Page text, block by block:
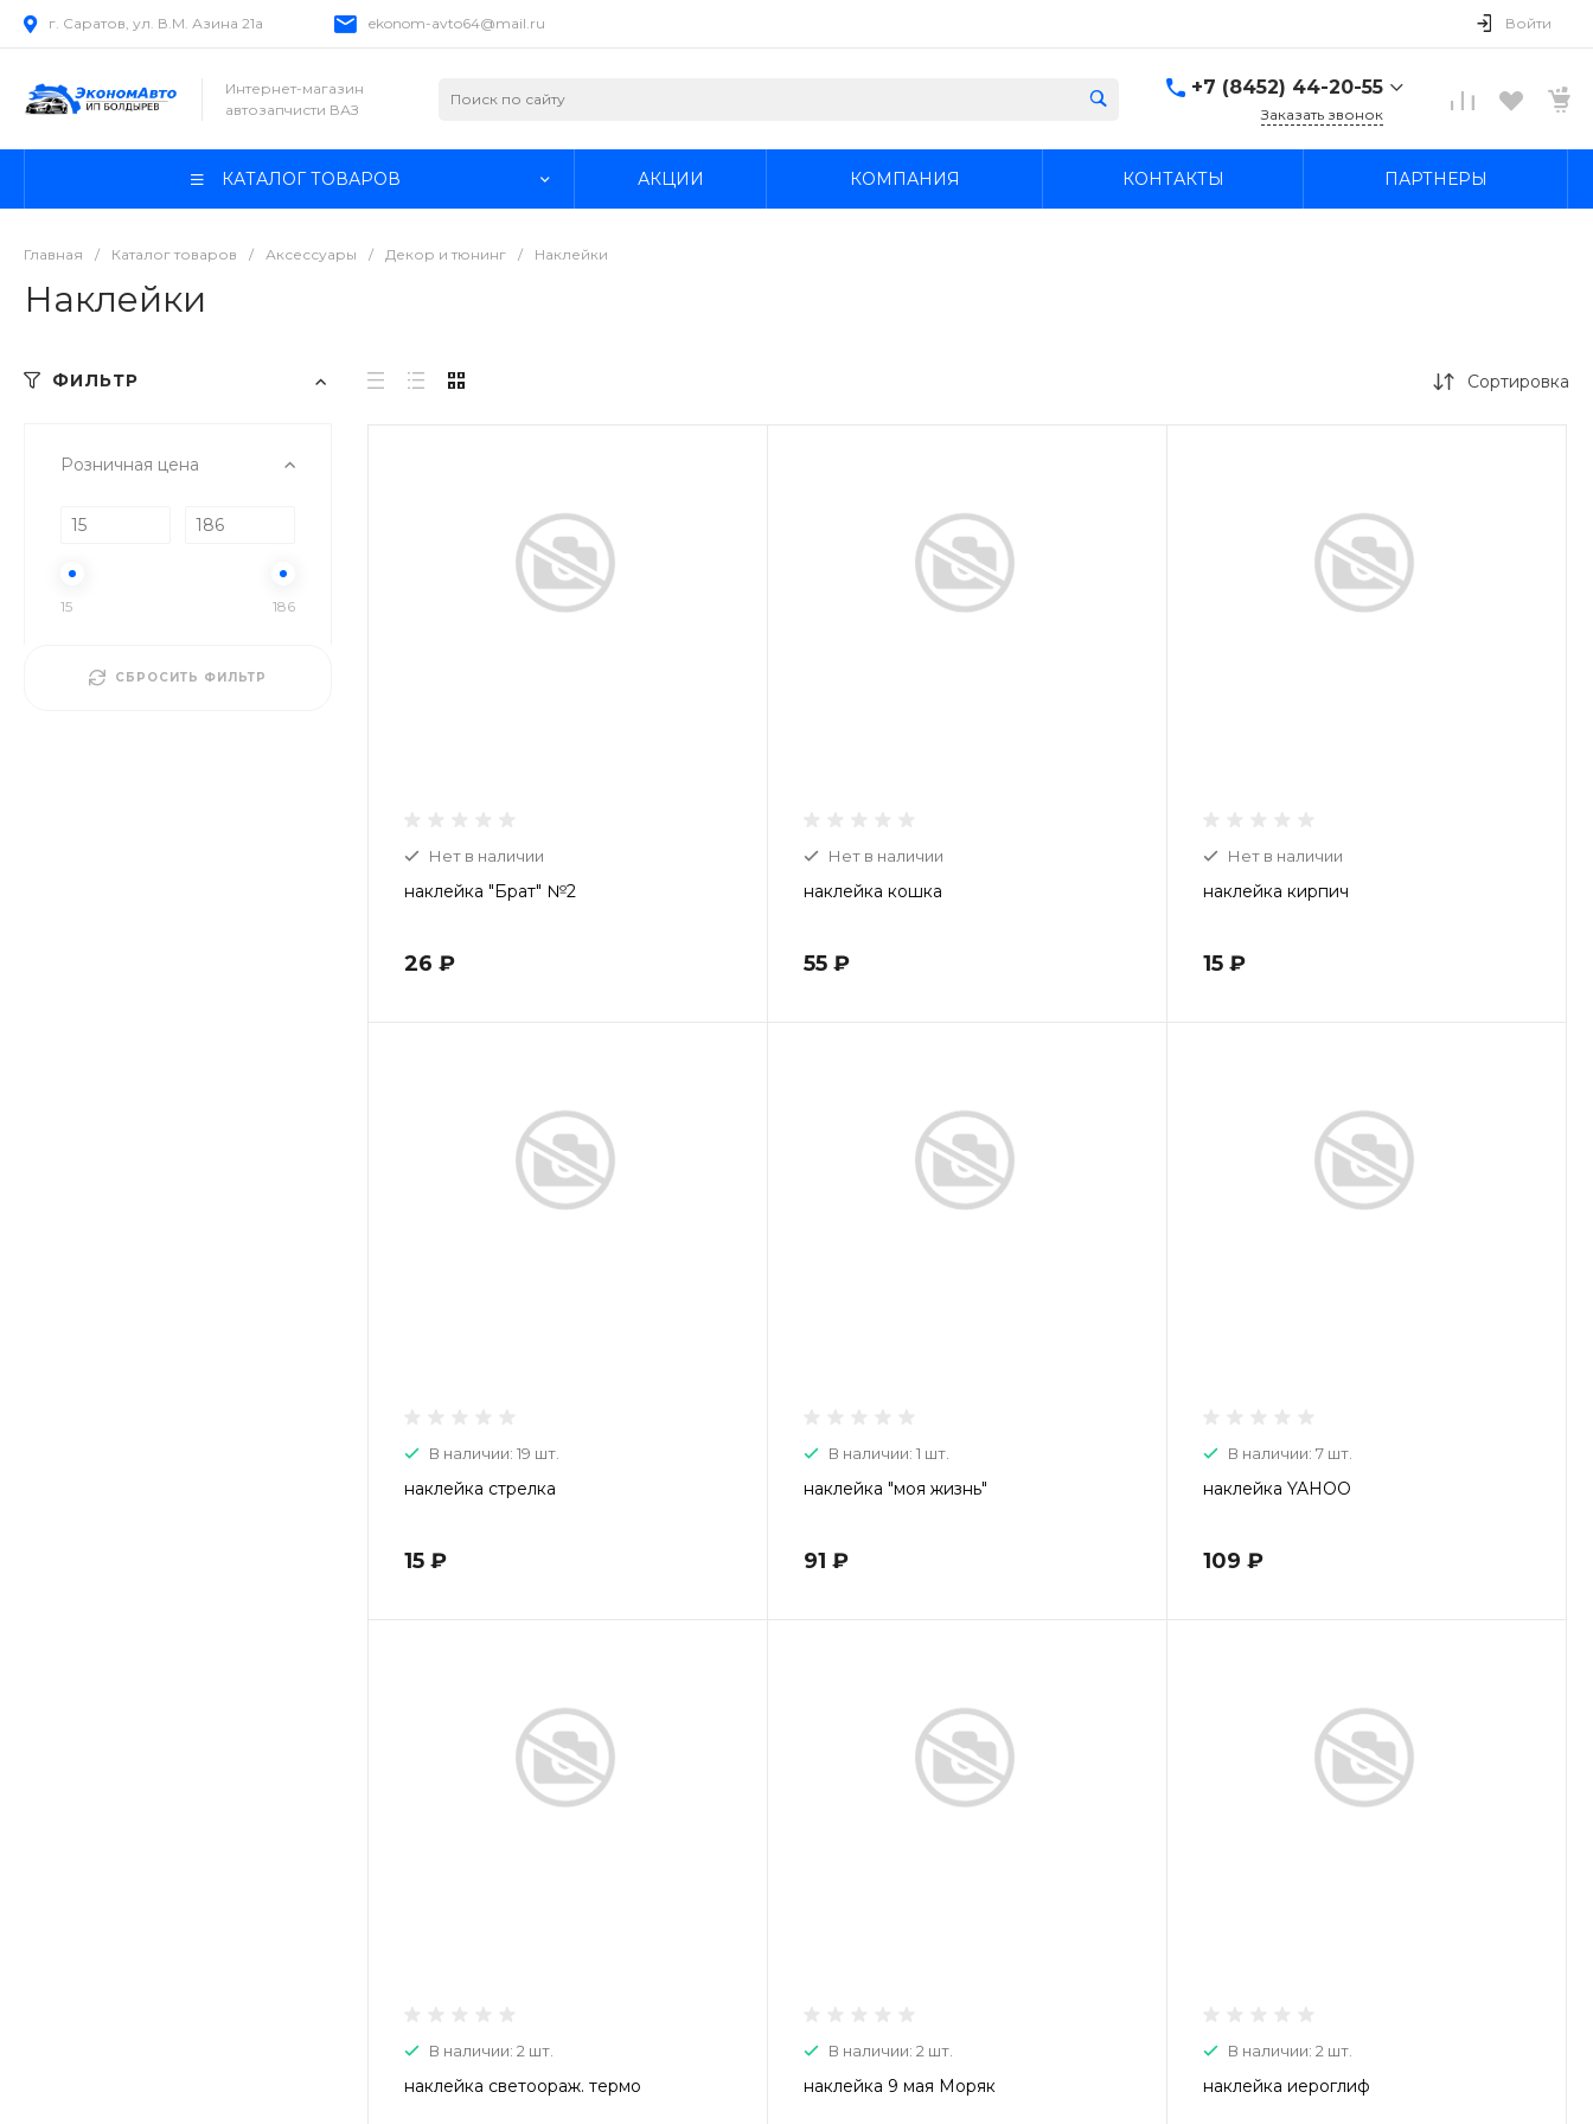
г. Саратов, ул. В.М. Азина 21а ekonom-avto64@mail.ru Войти
Интернет-магазин
автозапчисти ВАЗ
+7 (8452) 44-20-55
г. Саратов, ул. В.М. Азина
Вопросы по прицепам
Пн-Пт: 9:00-20:00 Cб-Вс:
Заказать звонок
КАТАЛОГ ТОВАРОВ АКЦИИ КОМПАНИЯ КОНТАКТЫ ПАРТНЕРЫ
Главная / Каталог товаров / Аксессуары / Декор и тюнинг / Наклейки
Наклейки
ФИЛЬТР
Розничная цена
15 186
СБРОСИТЬ ФИЛЬТР
Сортировка
Нет в наличии
наклейка "Брат" №2
26 ₽
Нет в наличии
наклейка кошка
55 ₽
Нет в наличии
наклейка кирпич
15 ₽
В наличии: 19 шт.
наклейка стрелка
15 ₽
В наличии: 1 шт.
наклейка "моя жизнь"
91 ₽
В наличии: 7 шт.
наклейка YAHOO
109 ₽
В наличии: 2 шт.
наклейка светоораж. термо
В наличии: 2 шт.
наклейка 9 мая Моряк
В наличии: 2 шт.
наклейка иероглиф